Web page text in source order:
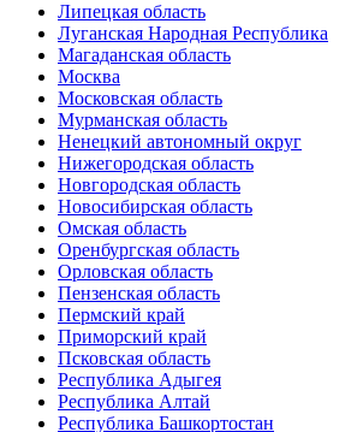
Липецкая область
Луганская Народная Республика
Магаданская область
Москва
Московская область
Мурманская область
Ненецкий автономный округ
Нижегородская область
Новгородская область
Новосибирская область
Омская область
Оренбургская область
Орловская область
Пензенская область
Пермский край
Приморский край
Псковская область
Республика Адыгея
Республика Алтай
Республика Башкортостан